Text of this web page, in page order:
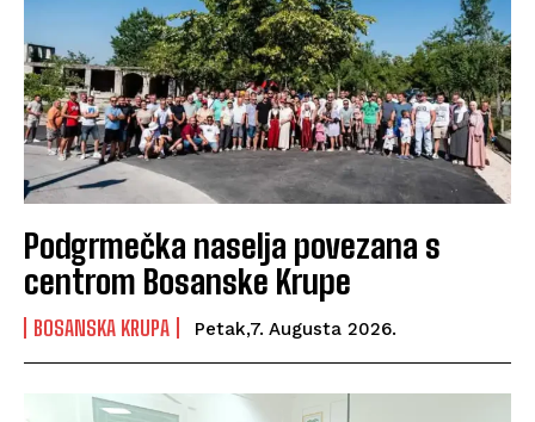
Podgrmečka naselja povezana s
centrom Bosanske Krupe
BOSANSKA KRUPA Petak,7. Augusta 2026.